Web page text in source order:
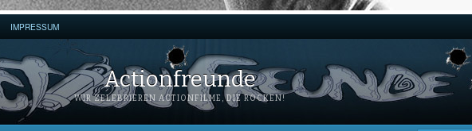
IMPRESSUM
Actionfreunde
WIR ZELEBRIEREN ACTIONFILME, DIE ROCKEN!